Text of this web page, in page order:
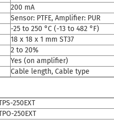
200 mA
Sensor: PTFE, Amplifier: PUR
-25 to 250 °C (-13 to 482 °F)
18 x 18 x 1 mm ST37
2 to 20%
Yes (on amplifier)
Cable length, Cable type
250EXT
250EXT